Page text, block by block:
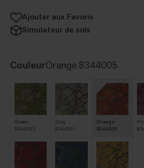
Ajouter aux Favoris
Simulateur de sols
CouleurOrange 8344005
Green
8344003
Grey
8344001
Orange
8344005